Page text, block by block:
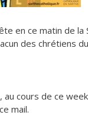
ce matin de la
des chrétiens
cours de ce
mail.